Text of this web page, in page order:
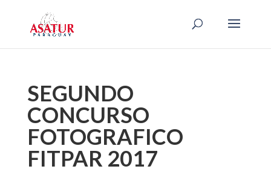
SEGUNDO
CONCURSO
FOTOGRAFICO
FITPAR 2017